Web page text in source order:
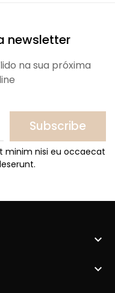
newsletter
na sua próxima
Subscribe
minim nisi eu occaecat

